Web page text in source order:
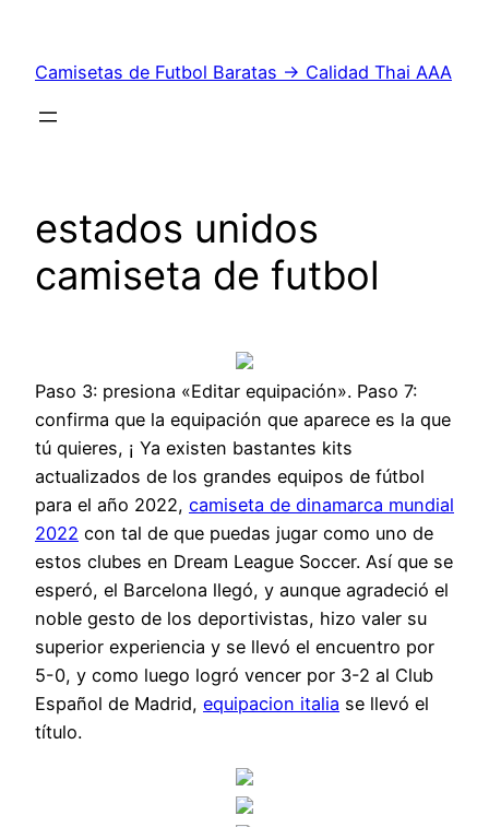
contenido
Camisetas de Futbol Baratas → Calidad Thai AAA
estados unidos
camiseta de futbol
Paso 3: presiona «Editar equipación». Paso 7:
confirma que la equipación que aparece es la que
tú quieres, ¡ Ya existen bastantes kits
actualizados de los grandes equipos de fútbol
para el año 2022, camiseta de dinamarca mundial
2022 con tal de que puedas jugar como uno de
estos clubes en Dream League Soccer. Así que se
esperó, el Barcelona llegó, y aunque agradeció el
noble gesto de los deportivistas, hizo valer su
superior experiencia y se llevó el encuentro por
5-0, y como luego logró vencer por 3-2 al Club
Español de Madrid, equipacion italia se llevó el
título.